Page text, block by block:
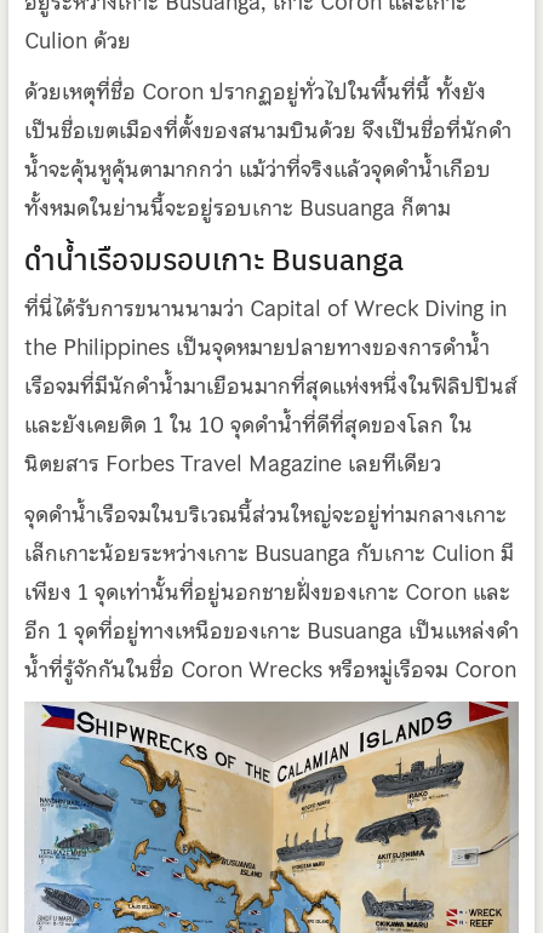
Culion ด้วย
ด้วยเหตุที่ชื่อ Coron ปรากฏอยู่ทั่วไปในพื้นที่นี้ ทั้งยัง
เป็นชื่อเขตเมืองที่ตั้งของสนามบินด้วย จึงเป็นชื่อที่นักดำ
น้ำจะคุ้นหูคุ้นตามากกว่า แม้ว่าที่จริงแล้วจุดดำน้ำเกือบ
ทั้งหมดในย่านนี้จะอยู่รอบเกาะ Busuanga ก็ตาม
ดำน้ำเรือจมรอบเกาะ Busuanga
ที่นี่ได้รับการขนานนามว่า Capital of Wreck Diving in
the Philippines เป็นจุดหมายปลายทางของการดำน้ำ
เรือจมที่มีนักดำน้ำมาเยือนมากที่สุดแห่งหนึ่งในฟิลิปปินส์
และยังเคยติด 1 ใน 10 จุดดำน้ำที่ดีที่สุดของโลก ใน
นิตยสาร Forbes Travel Magazine เลยทีเดียว
จุดดำน้ำเรือจมในบริเวณนี้ส่วนใหญ่จะอยู่ท่ามกลางเกาะ
เล็กเกาะน้อยระหว่างเกาะ Busuanga กับเกาะ Culion มี
เพียง 1 จุดเท่านั้นที่อยู่นอกชายฝั่งของเกาะ Coron และ
อีก 1 จุดที่อยู่ทางเหนือของเกาะ Busuanga เป็นแหล่งดำ
น้ำที่รู้จักกันในชื่อ Coron Wrecks หรือหมู่เรือจม Coron